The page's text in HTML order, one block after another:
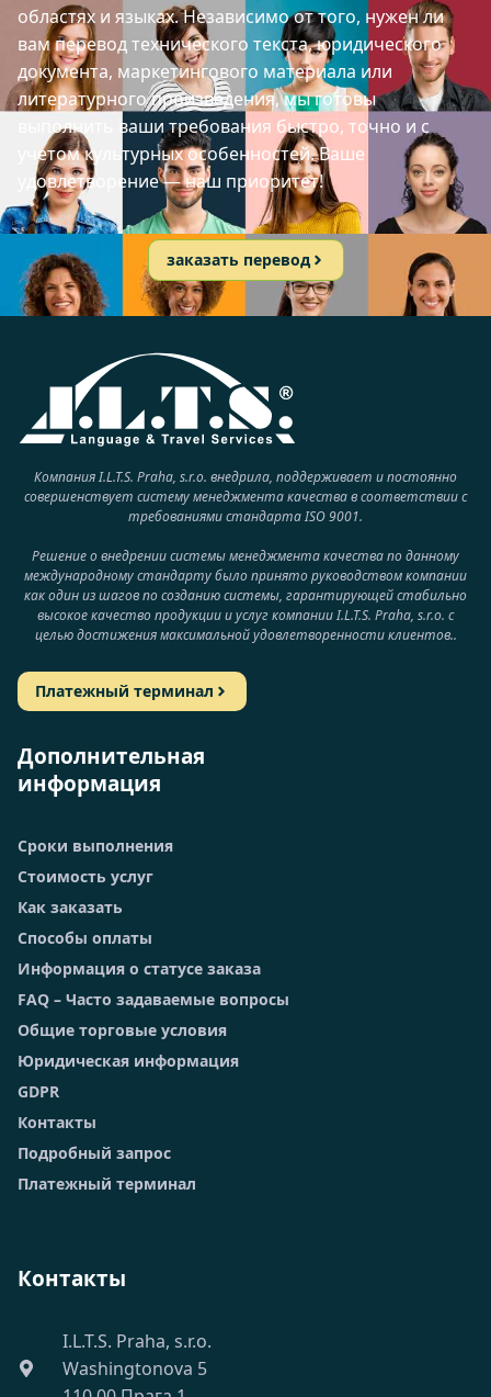
областях и языках. Независимо от того, нужен ли
вам перевод технического текста, юридического
документа, маркетингового материала или
литературного произведения, мы готовы
выполнить ваши требования быстро, точно и с
учетом культурных особенностей. Ваше
удовлетворение — наш приоритет!
заказать перевод
Компания I.L.T.S. Praha, s.r.o. внедрила, поддерживает и постоянно
совершенствует систему менеджмента качества в соответствии с
требованиями стандарта ISO 9001.
Решение о внедрении системы менеджмента качества по данному
международному стандарту было принято руководством компании
как один из шагов по созданию системы, гарантирующей стабильно
высокое качество продукции и услуг компании I.L.T.S. Praha, s.r.o. с
целью достижения максимальной удовлетворенности клиентов..
Платежный терминал
Дополнительная
информация
Сроки выполнения
Стоимость услуг
Как заказать
Способы оплаты
Информация о статусе заказа
FAQ – Часто задаваемые вопросы
Общие торговые условия
Юридическая информация
GDPR
Контакты
Подробный запрос
Платежный терминал
Контакты
I.L.T.S. Praha, s.r.o.
Washingtonova 5